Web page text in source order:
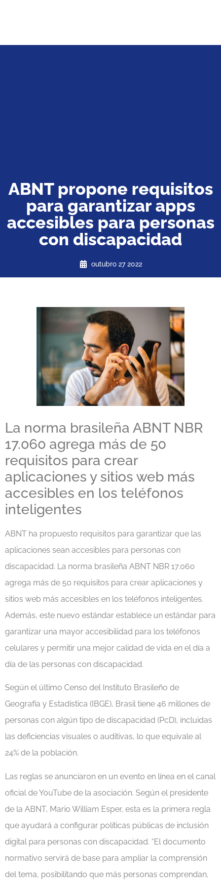
ABNT propone requisitos
para garantizar apps
accesibles para personas
con discapacidad
outubro 27 2022
La norma brasileña ABNT NBR
17.060 agrega más de 50
requisitos para crear
aplicaciones y sitios web más
accesibles en los teléfonos
inteligentes
ABNT ha propuesto requisitos para garantizar que las
aplicaciones sean accesibles para personas con
discapacidad. La norma brasileña ABNT NBR 17.060
agrega más de 50 requisitos para crear aplicaciones y
sitios web más accesibles en los teléfonos inteligentes.
Además, este nuevo estándar establece un estándar para
garantizar una mayor accesibilidad para los teléfonos
celulares y permitir una mejor calidad de vida en el día a
día de las personas con discapacidad.
Según el último Censo del Instituto Brasileño de
Geografía y Estadística (IBGE), Brasil tiene 46 millones de
personas con algún tipo de discapacidad (PcD), incluidas
las deficiencias visuales o auditivas, lo que equivale al
24% de la población.
Las reglas se anunciaron en un evento en línea en el canal
oficial de YouTube de la asociación. Según el presidente
de la ABNT, Mario William Esper, esta es la primera regla
que ayudará a configurar políticas públicas de inclusión
digital para personas con discapacidad. “El documento
normativo servirá de base para ampliar la comprensión
del tema, posibilitando que más personas comprendan,